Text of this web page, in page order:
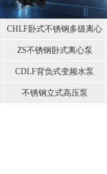
CHLF卧式不锈钢多级离心
泵
ZS不锈钢卧式离心泵
CDLF背负式变频水泵
不锈钢立式高压泵